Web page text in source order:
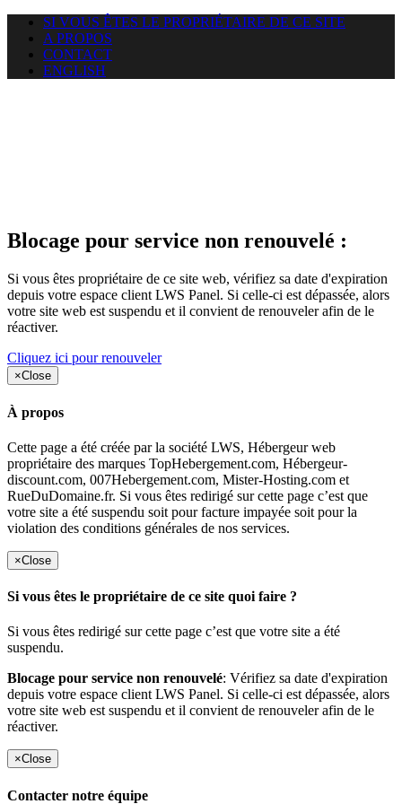
SI VOUS ÊTES LE PROPRIÉTAIRE DE CE SITE
A PROPOS
CONTACT
ENGLISH
Blocage pour service non renouvelé :
Si vous êtes propriétaire de ce site web, vérifiez sa date d'expiration
depuis votre espace client LWS Panel. Si celle-ci est dépassée, alors
votre site web est suspendu et il convient de renouveler afin de le
réactiver.
Cliquez ici pour renouveler
×Close
À propos
Cette page a été créée par la société LWS, Hébergeur web
propriétaire des marques TopHebergement.com, Hébergeur-
discount.com, 007Hebergement.com, Mister-Hosting.com et
RueDuDomaine.fr. Si vous êtes redirigé sur cette page c’est que
votre site a été suspendu soit pour facture impayée soit pour la
violation des conditions générales de nos services.
×Close
Si vous êtes le propriétaire de ce site quoi faire ?
Si vous êtes redirigé sur cette page c’est que votre site a été
suspendu.
Blocage pour service non renouvelé: Vérifiez sa date d'expiration
depuis votre espace client LWS Panel. Si celle-ci est dépassée, alors
votre site web est suspendu et il convient de renouveler afin de le
réactiver.
×Close
Contacter notre équipe